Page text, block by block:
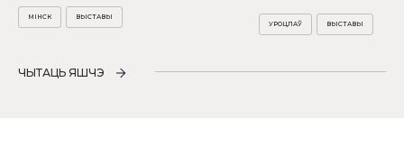
МІНСК ВЫСТАВЫ
УРОЦЛАЎ ВЫСТАВЫ
ЧЫТАЦЬ ЯШЧЭ